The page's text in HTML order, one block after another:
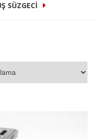
SÜZGECI